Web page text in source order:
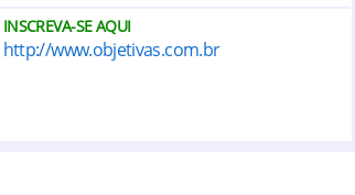
INSCREVA-SE AQUI
http://www.objetivas.com.br